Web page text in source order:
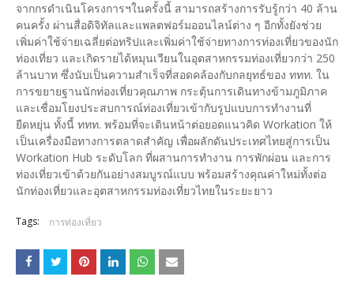
จากกรดำเนินโครงการฯในครั้งนี้ สามารถสร้างการรับรู้กว่า 40 ล้าน
คนครั้ง ผ่านสื่อดิจิทัลและแพลตฟอร์มออนไลน์ต่าง ๆ อีกทั้งยังช่วย
เพิ่มค่าใช้จ่ายเฉลี่ยต่อทริปและเพิ่มค่าใช้จ่ายทางการท่องเที่ยวของนัก
ท่องเที่ยว และเกิดรายได้หมุนเวียนในอุตสาหกรรมท่องเที่ยวกว่า 250
ล้านบาท ซึ่งนับเป็นความสำเร็จที่สอดคล้องกับกลยุทธ์ของ ททท. ใน
การขยายฐานนักท่องเที่ยวคุณภาพ กระตุ้นการเดินทางข้ามภูมิภาค
และเชื่อมโยงประสบการณ์ท่องเที่ยวเข้ากับรูปแบบการทำงานที่
ยืดหยุ่น ทั้งนี้ ททท. พร้อมที่จะเดินหน้าต่อยอดแนวคิด Workation ให้
เป็นเครื่องมือทางการตลาดสำคัญ เพื่อผลักดันประเทศไทยสู่การเป็น
Workation Hub ระดับโลก ที่ผสานการทำงาน การพักผ่อน และการ
ท่องเที่ยวเข้าด้วยกันอย่างสมบูรณ์แบบ พร้อมสร้างคุณค่าใหม่ทั้งต่อ
นักท่องเที่ยวและอุตสาหกรรมท่องเที่ยวไทยในระยะยาว
Tags: การท่องเที่ยว